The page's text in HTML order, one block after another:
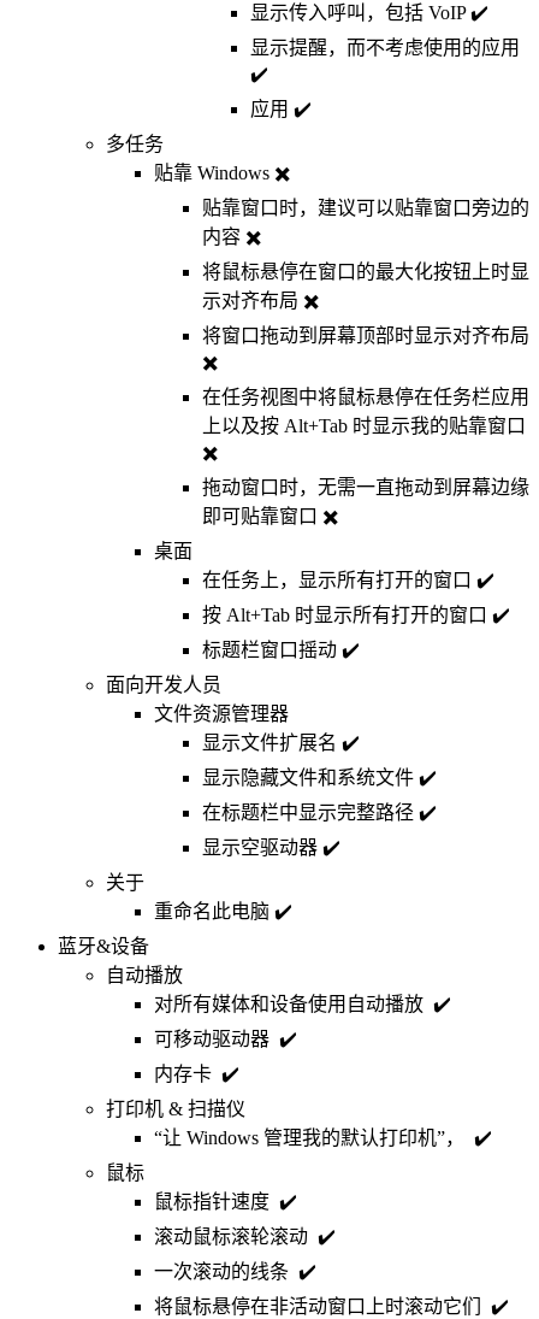
显示传入呼叫，包括 VoIP ✔️
显示提醒，而不考虑使用的应用
✔️
应用 ✔️
多任务
贴靠 Windows ✖️
贴靠窗口时，建议可以贴靠窗口旁边的
内容 ✖️
将鼠标悬停在窗口的最大化按钮上时显
示对齐布局 ✖️
将窗口拖动到屏幕顶部时显示对齐布局
✖️
在任务视图中将鼠标悬停在任务栏应用
上以及按 Alt+Tab 时显示我的贴靠窗口
✖️
拖动窗口时，无需一直拖动到屏幕边缘
即可贴靠窗口 ✖️
桌面
在任务上，显示所有打开的窗口 ✔️
按 Alt+Tab 时显示所有打开的窗口 ✔️
标题栏窗口摇动 ✔️
面向开发人员
文件资源管理器
显示文件扩展名 ✔️
显示隐藏文件和系统文件 ✔️
在标题栏中显示完整路径 ✔️
显示空驱动器 ✔️
关于
重命名此电脑 ✔️
蓝牙&设备
自动播放
对所有媒体和设备使用自动播放 ✔️
可移动驱动器 ✔️
内存卡 ✔️
打印机 & 扫描仪
“让 Windows 管理我的默认打印机”， ✔️
鼠标
鼠标指针速度 ✔️
滚动鼠标滚轮滚动 ✔️
一次滚动的线条 ✔️
将鼠标悬停在非活动窗口上时滚动它们 ✔️